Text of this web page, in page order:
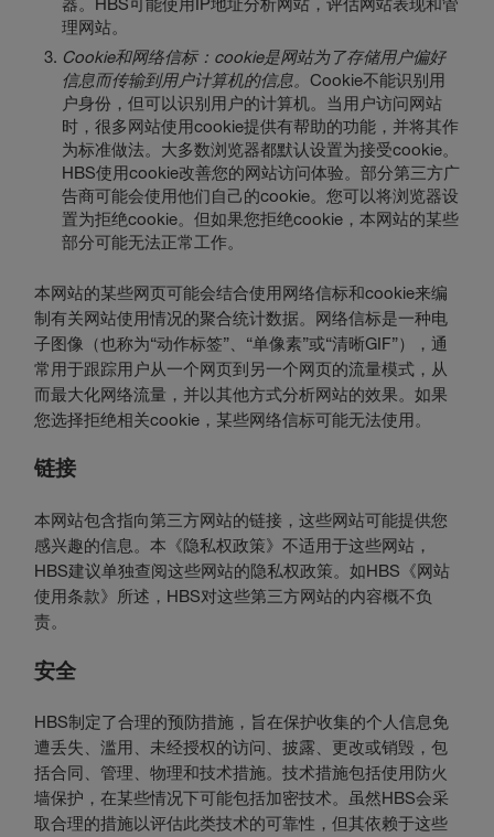
理网站。
Cookie和网络信标：cookie是网站为了存储用户偏好
信息而传输到用户计算机的信息。 Cookie不能识别用
户身份，但可以识别用户的计算机。当用户访问网站
时，很多网站使用cookie提供有帮助的功能，并将其作
为标准做法。大多数浏览器都默认设置为接受cookie。
HBS使用cookie改善您的网站访问体验。部分第三方广
告商可能会使用他们自己的cookie。您可以将浏览器设
置为拒绝cookie。但如果您拒绝cookie，本网站的某些
部分可能无法正常工作。
本网站的某些网页可能会结合使用网络信标和cookie来编
制有关网站使用情况的聚合统计数据。网络信标是一种电
子图像（也称为“动作标签”、“单像素”或“清晰GIF”），通
常用于跟踪用户从一个网页到另一个网页的流量模式，从
而最大化网络流量，并以其他方式分析网站的效果。如果
您选择拒绝相关cookie，某些网络信标可能无法使用。
链接
本网站包含指向第三方网站的链接，这些网站可能提供您
感兴趣的信息。本《隐私权政策》不适用于这些网站，
HBS建议单独查阅这些网站的隐私权政策。如HBS《网站
使用条款》所述，HBS对这些第三方网站的内容概不负
责。
安全
HBS制定了合理的预防措施，旨在保护收集的个人信息免
遭丢失、滥用、未经授权的访问、披露、更改或销毁，包
括合同、管理、物理和技术措施。技术措施包括使用防火
墙保护，在某些情况下可能包括加密技术。虽然HBS会采
取合理的措施以评估此类技术的可靠性，但其依赖于这些